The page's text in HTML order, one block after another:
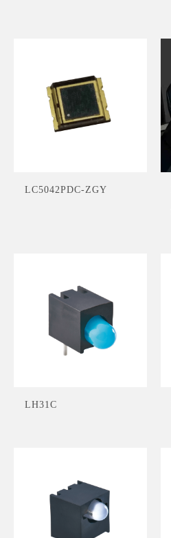
LC5042PDC-ZGY
LH31C